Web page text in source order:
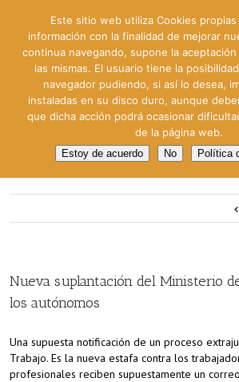
Nueva suplantación del Ministerio
los autónomos
Una supuesta notificación de un proceso
Trabajo. Es la nueva estafa contra los
profesionales reciben supuestamente un
Este sitio web utiliza Cookies
información con la finalidad de mejorar
continua navegando, supone la
las mismas. El usuario tiene la
navegador pudiendo, si así lo desea,
instaladas en su disco duro, aunque
que dicha acción podrá ocasionar
de la página web.
Estoy de acuerdo No Política